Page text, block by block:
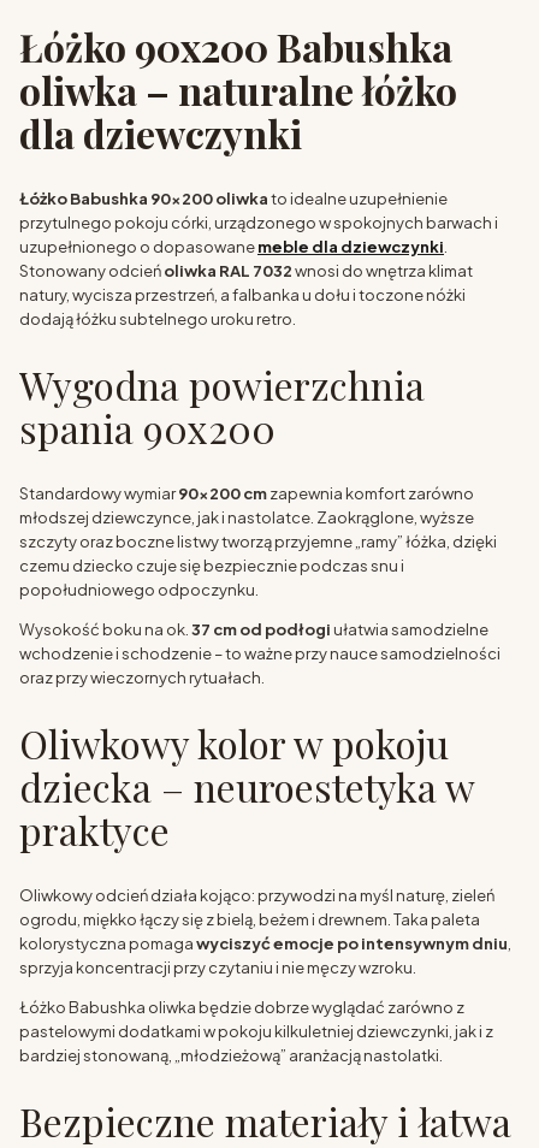
Łóżko 90x200 Babushka
oliwka – naturalne łóżko
dla dziewczynki
Łóżko Babushka 90x200 oliwkato idealne uzupełnienie
przytulnego pokoju córki, urządzonego w spokojnych barwach i
uzupełnionego o dopasowanemeble dla dziewczynki.
Stonowany odcieńoliwka RAL 7032wnosi do wnętrza klimat
natury, wycisza przestrzeń, a falbanka u dołu i toczone nóżki
dodają łóżku subtelnego uroku retro.
Wygodna powierzchnia
spania 90x200
Standardowy wymiar90x200 cmzapewnia komfort zarówno
młodszej dziewczynce, jak i nastolatce. Zaokrąglone, wyższe
szczyty oraz boczne listwy tworzą przyjemne „ramy” łóżka, dzięki
czemu dziecko czuje się bezpiecznie podczas snu i
popołudniowego odpoczynku.
Wysokość boku na ok.37 cm od podłogi ułatwia samodzielne
wchodzenie i schodzenie – to ważne przy nauce samodzielności
oraz przy wieczornych rytuałach.
Oliwkowy kolor w pokoju
dziecka – neuroestetyka w
praktyce
Oliwkowy odcień działa kojąco: przywodzi na myśl naturę, zieleń
ogrodu, miękko łączy się z bielą, beżem i drewnem. Taka paleta
kolorystyczna pomagawyciszyć emocje po intensywnym dniu,
sprzyja koncentracji przy czytaniu i nie męczy wzroku.
Łóżko Babushka oliwka będzie dobrze wyglądać zarówno z
pastelowymi dodatkami w pokoju kilkuletniej dziewczynki, jak i z
bardziej stonowaną, „młodzieżową” aranżacją nastolatki.
Bezpieczne materiały i łatwa